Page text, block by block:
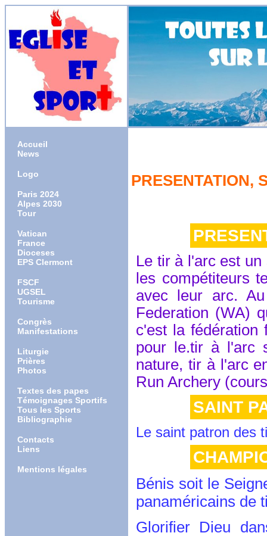
Accueil
News
Logo
Paris 2024
Alpes 2030
Tour
Vatican
France
Dioceses
EPS Clermont
FSCF
UGSEL
Tourisme
Congrès
Manifestations
Liturgie
Prières
Photos
Textes des papes
Témoignages Sportifs
Tous les Sports
Bibliographie
Contacts
Liens
Mentions légales
PRESENTATION,
Le tir à l'arc est
les compétiteurs
avec leur arc.
Federation (WA)
c'est la fédération
pour le.tir à l'arc
nature, tir à l'arc
Run Archery
SAINT
Le saint patron des
Bénis soit le
panaméricains de
Glorifier Dieu